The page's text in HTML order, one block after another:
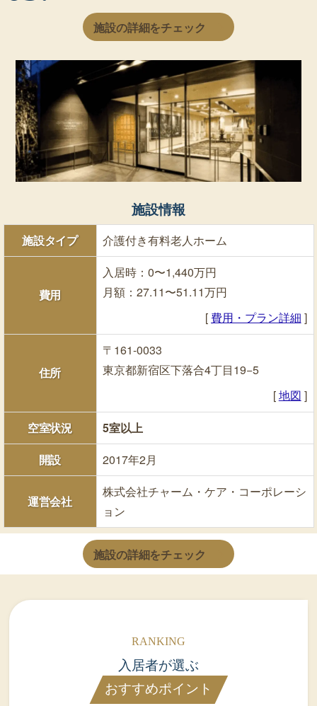
施設の詳細をチェック
施設情報
施設タイプ 介護付き有料老人ホーム
費用
入居時：0〜1,440万円
月額：27.11〜51.11万円
[ 費用・プラン詳細 ]
住所
〒161-0033
東京都新宿区下落合4丁目19−5
[地図 ]
空室状況
5室以上
開設
2017年2月
運営会社
株式会社チャーム・ケア・コーポレーシ
ョン
施設の詳細をチェック
入居者が選ぶ
おすすめポイント